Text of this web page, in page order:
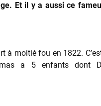
Et il y a aussi ce
à moitié fou en 1822.
a 5 enfants dont